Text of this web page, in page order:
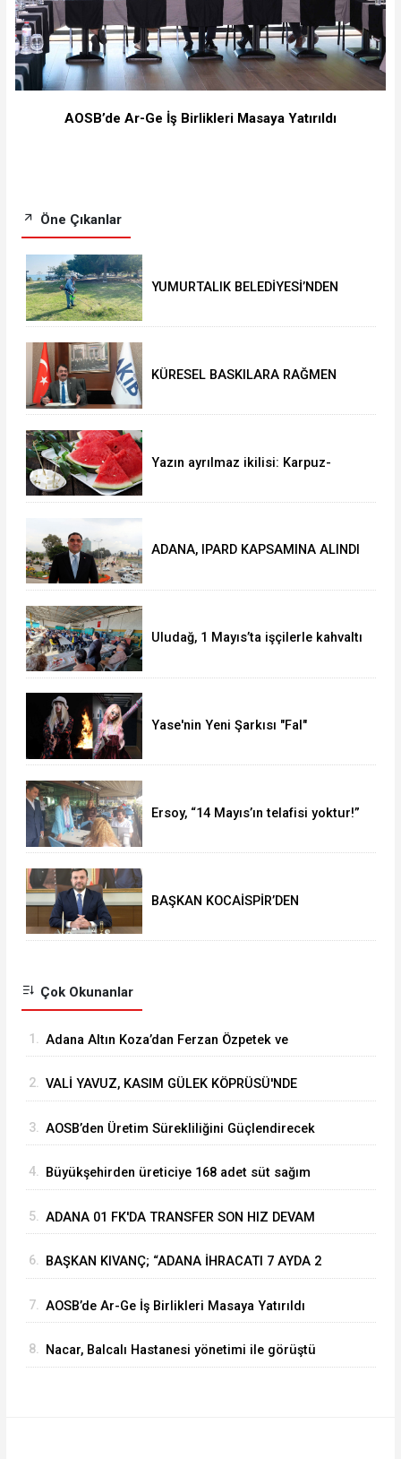
AOSB’de Ar-Ge İş Birlikleri Masaya Yatırıldı
Öne Çıkanlar
YUMURTALIK BELEDİYESİ’NDEN
KÜRESEL BASKILARA RAĞMEN
Yazın ayrılmaz ikilisi: Karpuz-
ADANA, IPARD KAPSAMINA ALINDI
Uludağ, 1 Mayıs’ta işçilerle kahvaltı
Yase'nin Yeni Şarkısı "Fal"
Ersoy, “14 Mayıs’ın telafisi yoktur!”
BAŞKAN KOCAİSPİR’DEN
Çok Okunanlar
1. Adana Altın Koza’dan Ferzan Özpetek ve
2. VALİ YAVUZ, KASIM GÜLEK KÖPRÜSÜ'NDE
3. ⁠AOSB’den Üretim Sürekliliğini Güçlendirecek
4. Büyükşehirden üreticiye 168 adet süt sağım
5. ADANA 01 FK'DA TRANSFER SON HIZ DEVAM
6. BAŞKAN KIVANÇ; “ADANA İHRACATI 7 AYDA 2
7. AOSB’de Ar-Ge İş Birlikleri Masaya Yatırıldı
8. Nacar, Balcalı Hastanesi yönetimi ile görüştü